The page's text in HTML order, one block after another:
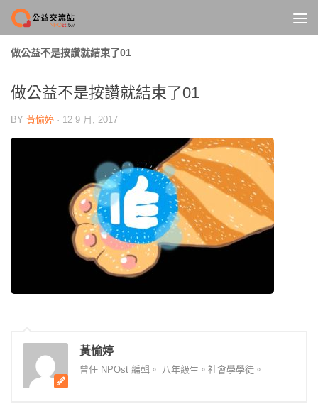
Skip to content
做公益不是按讚就結束了01
做公益不是按讚就結束了01
BY 黃愉婷 · 12 9 月, 2017
黃愉婷
曾任 NPOst 編輯。 八年級生。社會學學徒。